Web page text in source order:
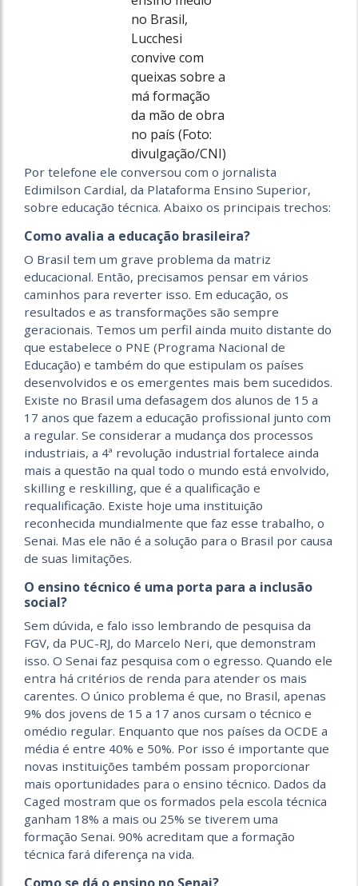
no Brasil,
Lucchesi
convive com
queixas sobre a
má formação
da mão de obra
no país (Foto:
divulgação/CNI)
Por telefone ele conversou com o jornalista
Edimilson Cardial, da Plataforma Ensino Superior,
sobre educação técnica. Abaixo os principais trechos:
Como avalia a educação brasileira?
O Brasil tem um grave problema da matriz
educacional. Então, precisamos pensar em vários
caminhos para reverter isso. Em educação, os
resultados e as transformações são sempre
geracionais. Temos um perfil ainda muito distante do
que estabelece o PNE (Programa Nacional de
Educação) e também do que estipulam os países
desenvolvidos e os emergentes mais bem sucedidos.
Existe no Brasil uma defasagem dos alunos de 15 a
17 anos que fazem a educação profissional junto com
a regular. Se considerar a mudança dos processos
industriais, a 4ª revolução industrial fortalece ainda
mais a questão na qual todo o mundo está envolvido,
skilling e reskilling, que é a qualificação e
requalificação. Existe hoje uma instituição
reconhecida mundialmente que faz esse trabalho, o
Senai. Mas ele não é a solução para o Brasil por causa
de suas limitações.
O ensino técnico é uma porta para a inclusão
social?
Sem dúvida, e falo isso lembrando de pesquisa da
FGV, da PUC-RJ, do Marcelo Neri, que demonstram
isso. O Senai faz pesquisa com o egresso. Quando ele
entra há critérios de renda para atender os mais
carentes. O único problema é que, no Brasil, apenas
9% dos jovens de 15 a 17 anos cursam o técnico e
omédio regular. Enquanto que nos países da OCDE a
média é entre 40% e 50%. Por isso é importante que
novas instituições também possam proporcionar
mais oportunidades para o ensino técnico. Dados da
Caged mostram que os formados pela escola técnica
ganham 18% a mais ou 25% se tiverem uma
formação Senai. 90% acreditam que a formação
técnica fará diferença na vida.